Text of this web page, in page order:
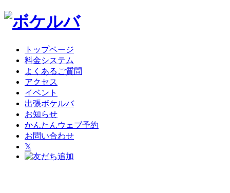
トップページ
料金システム
よくあるご質問
アクセス
イベント
出張ボケルバ
お知らせ
かんたんウェブ予約
お問い合わせ
𝕏